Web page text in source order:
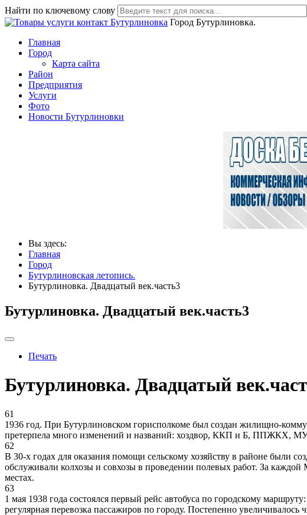
Найти по ключевому слову
Город Бутурлиновка.
Главная
Город
Карта сайта
Район
Предприятия
Услуги
Фото
Новости Бутурлиновки
Вы здесь:
Главная
Город
Бутурлиновская летопись.
Бутурлиновка. Двадцатый век.часть3
Бутурлиновка. Двадцатый век.часть3
Печать
Бутурлиновка. Двадцатый
61
1936 год. При Бутурлиновском горисполкоме был создан жилищно-
претерпела много изменений и названий: хоздвор, ККП и Б, ППЖКХ,
62
В 30-х годах для оказания помощи сельскому хозяйству в районе были
обслуживали колхозы и совхозы в проведении полевых работ. За
местах.
63
1 мая 1938 года состоялся первый рейс автобуса по городскому
регулярная перевозка пассажиров по городу. Постепенно увеличивалось